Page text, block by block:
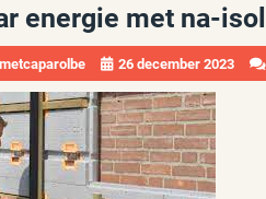
energie met na-
26 december 2023